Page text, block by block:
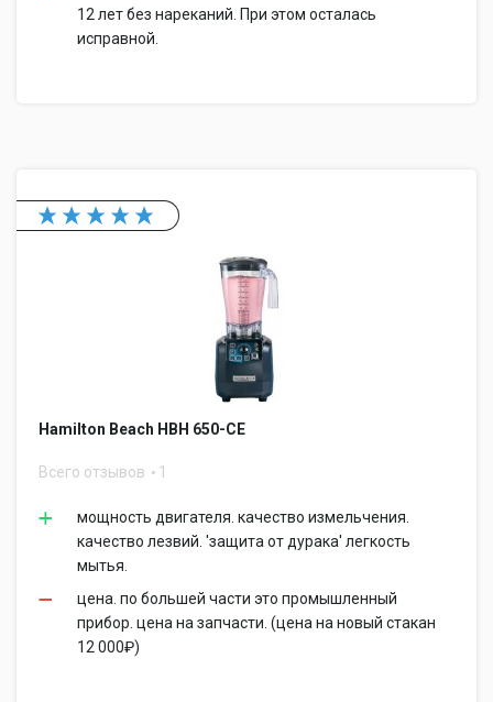
12 лет без нареканий. При этом осталась
исправной.
Hamilton Beach HBH 650-СЕ
Всего отзывов 1
мощность двигателя. качество измельчения.
качество лезвий. 'защита от дурака' легкость
мытья.
цена. по большей части это промышленный
прибор. цена на запчасти. (цена на новый стакан
12 000₽)